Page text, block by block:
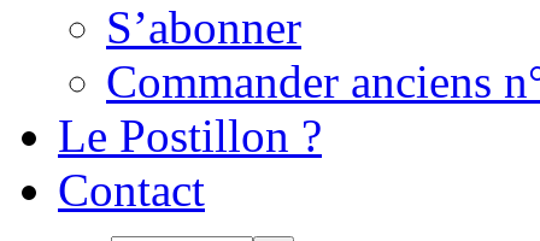
S’abonner
Commander anciens
Le Postillon ?
Contact